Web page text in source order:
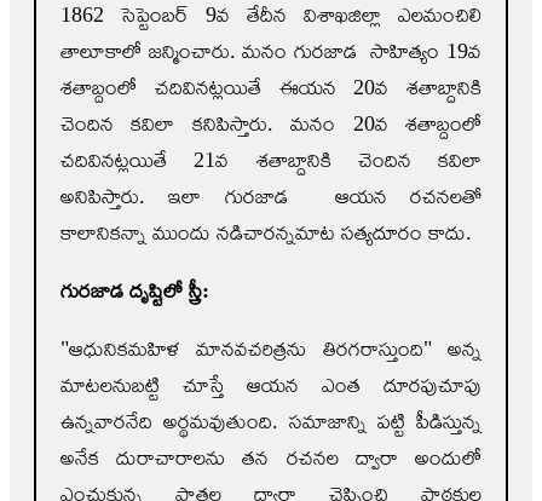
1862 సెప్టెంబర్ 9వ తేదీన విశాఖజిల్లా ఎలమంచిలి
తాలూకాలో జన్మించారు. మనం గురజాడ సాహిత్యం 19వ
శతాబ్దంలో చదివినట్లయితే ఈయన 20వ శతాబ్దానికి
చెందిన కవిలా కనిపిస్తారు. మనం 20వ శతాబ్దంలో
చదివినట్లయితే 21వ శతాబ్దానికి చెందిన కవిలా
అనిపిస్తారు. ఇలా గురజాడ ఆయన రచనలతో
కాలానికన్నా ముందు నడిచారన్నమాట సత్యదూరం కాదు.
గురజాడ దృష్టిలో స్త్రీ:
"ఆధునికమహిళ మానవచరిత్రను తిరగరాస్తుంది" అన్న
మాటలనుబట్టి చూస్తే ఆయన ఎంత దూరపుచూపు
ఉన్నవారనేది అర్థమవుతుంది. సమాజాన్ని పట్టి పీడిస్తున్న
అనేక దురాచారాలను తన రచనల ద్వారా అందులో
ఎంచుకున్న పాత్రల ద్వారా చెప్పించి పాఠకుల